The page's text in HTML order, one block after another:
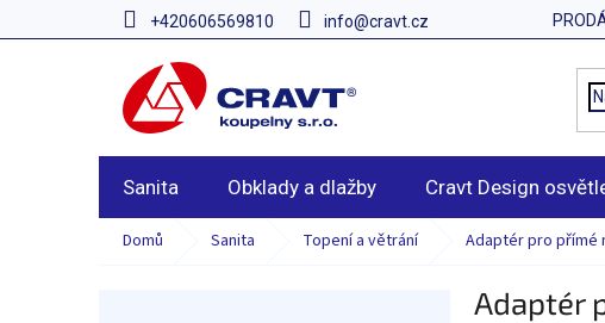
na
+420606569810 info@cravt.cz
Sanita Obklady a dlažby Cravt Design
Domů Sanita Topení a větrání Adaptér pro přímé
Adaptér